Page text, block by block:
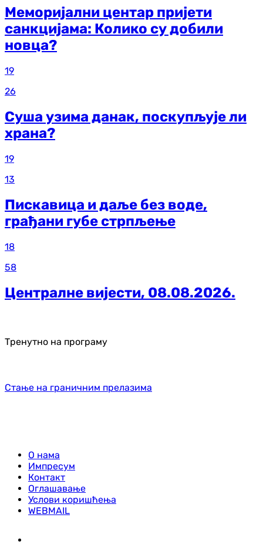
Меморијални центар пријети
санкцијама: Колико су добили
новца?
19
26
Суша узима данак, поскупљује ли
храна?
19
13
Пискавица и даље без воде,
грађани губе стрпљење
18
58
Централне вијести, 08.08.2026.
Тренутно на програму
Стање на граничним прелазима
О нама
Импресум
Контакт
Оглашавање
Услови коришћења
WEBMAIL